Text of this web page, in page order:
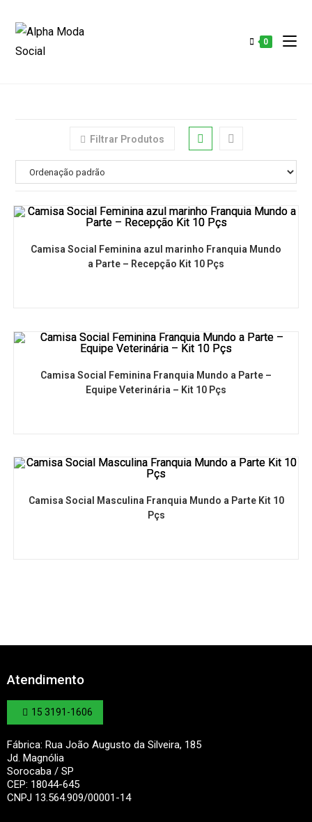
0
Filtrar Produtos
Camisa Social Feminina azul marinho Franquia Mundo
a Parte – Recepção Kit 10 Pçs
Camisa Social Feminina Franquia Mundo a Parte –
Equipe Veterinária – Kit 10 Pçs
Camisa Social Masculina Franquia Mundo a Parte Kit 10
Pçs
Atendimento
15 3191-1606
Fábrica: Rua João Augusto da Silveira, 185
Jd. Magnólia
Sorocaba / SP
CEP: 18044-645
CNPJ 13.564.909/00001-14